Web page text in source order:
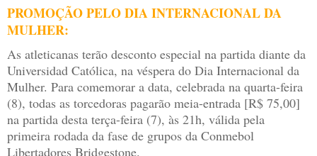
PROMOÇÃO PELO DIA INTERNACIONAL DA
MULHER:
As atleticanas terão desconto especial na partida diante da
Universidad Católica, na véspera do Dia Internacional da
Mulher. Para comemorar a data, celebrada na quarta-feira
(8), todas as torcedoras pagarão meia-entrada [R$ 75,00]
na partida desta terça-feira (7), às 21h, válida pela
primeira rodada da fase de grupos da Conmebol
Libertadores Bridgestone.